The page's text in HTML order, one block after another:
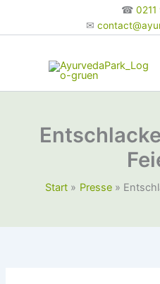
✉
☎
Start Presse